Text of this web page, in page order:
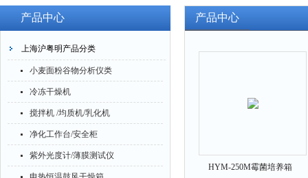
产品中心
上海沪粤明产品分类
小麦面粉谷物分析仪类
冷冻干燥机
搅拌机 /均质机/乳化机
净化工作台/安全柜
紫外光度计/薄膜测试仪
产品中心
HYM-250M霉菌培养箱